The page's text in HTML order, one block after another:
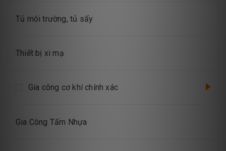
Tủ môi trường, tủ sấy
Thiết bị xi mạ
Gia công cơ khí chính xác
Gia Công Tấm Nhựa